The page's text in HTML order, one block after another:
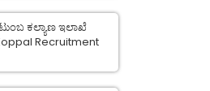
ಕಲ್ಯಾಣ ಇಲಾಖೆ
Recruitment